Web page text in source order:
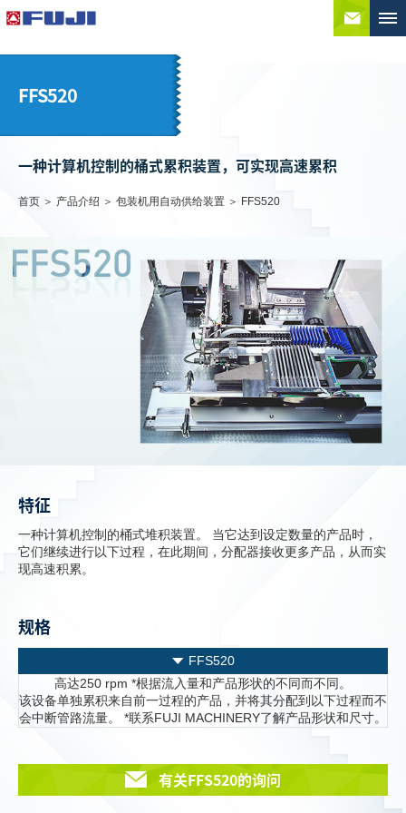
FFS520
一种计算机控制的桶式累积装置，可实现高速累积
首页 产品介绍 包装机用自动供给装置 FFS520
特征
一种计算机控制的桶式堆积装置。 当它达到设定数量的产品时，
它们继续进行以下过程，在此期间，分配器接收更多产品，从而实
现高速积累。
规格
FFS520
高达250 rpm *根据流入量和产品形状的不同而不同。
该设备单独累积来自前一过程的产品，并将其分配到以下过程而不
会中断管路流量。 *联系FUJI MACHINERY了解产品形状和尺寸。
有关FFS520的询问